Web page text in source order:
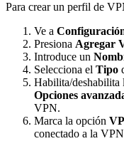
Para crear un perfil de
Ve a
Presiona Agregar
Introduce un
Selecciona el Tipo
Habilita/deshabilita
Opciones
VPN.
Marca la opción
conectado a la